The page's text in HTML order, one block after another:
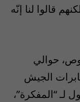
قالوا لنا إنّه
حوالي
الجيش
لـ “المفكرة”،